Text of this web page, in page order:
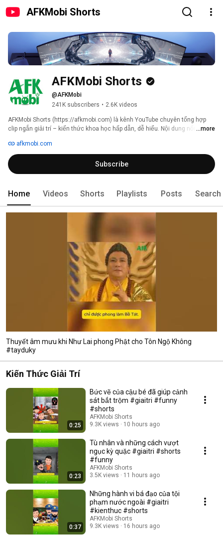
AFKMobi Shorts
AFKMobi Shorts
@AFKMobi
241K subscribers • 2.6K videos
AFKMobi Shorts (https://afkmobi.com) là kênh YouTube chuyên tổng hợp
clip ngắn giải trí – kiến thức khoa học hấp dẫn, dễ hiểu. Nội dung nổi bật
thuyết ẩn sau tác phẩm kinh điển, kết hợp cùng kiến thức khoa học, lịch
sử, văn hóa được trình bày ngắn gọn, sinh động.
...more
afkmobi.com
Subscribe
Home Videos Shorts Playlists Posts Search
Thuyết âm mưu khi Như Lai phong Phật cho Tôn Ngộ Không
#tayduky
Kiến Thức Giải Trí
0:25
Bức vẽ của cậu bé đã giúp cảnh
sát bắt trộm #giaitri #funny
#shorts
AFKMobi Shorts
9.3K views
10 hours ago
0:23
Tù nhân và những cách vượt
ngục kỳ quặc #giaitri #shorts
#funny
AFKMobi Shorts
3.5K views
11 hours ago
0:37
Những hành vi bá đạo của tội
phạm nước ngoài #giaitri
#kienthuc #shorts
AFKMobi Shorts
9.3K views
16 hours ago